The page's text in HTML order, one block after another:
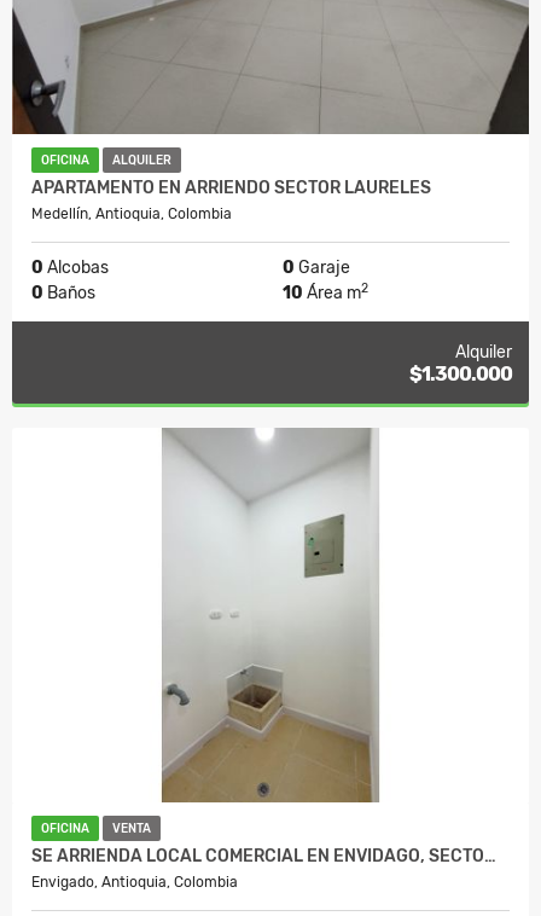
OFICINA ALQUILER
APARTAMENTO EN ARRIENDO SECTOR LAURELES
Medellín, Antioquia, Colombia
0 Alcobas 0 Garaje
0 Baños 10 Área m2
Alquiler
$1.300.000
OFICINA VENTA
SE ARRIENDA LOCAL COMERCIAL EN ENVIDAGO, SECTO…
Envigado, Antioquia, Colombia